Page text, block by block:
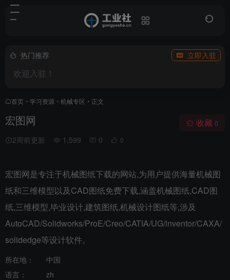
热门推荐 立即入驻
欢迎入驻！
首页 • 学习资源 • 机械专区 • 正文
宏图网
2周前更新 1,599 0 0
收藏 0
宏图网是专注于机械图纸下载的网站,为用户提供海量机械图
纸和三维模型以及CAD图纸免费下载,涵盖机械图纸,CAD图
纸,三维模型,毕业设计,建筑图纸,机械设计图纸等,涉及
AutoCAD/Solidworks/ProE/Creo/CATIA/UG/inventor/CAXA/
solidedge等设计软件。
所在地：
中国
语言：
zh